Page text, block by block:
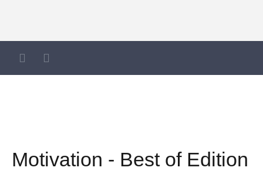
Motivation - Best of Edition